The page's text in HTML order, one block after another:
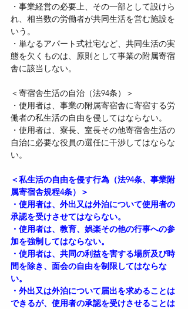
・事業経営の必要上、その一部として設けら
れ、相当数の労働者が共同生活を営む施設を
いう。
・単なるアパート式社宅など、共同生活の実
態を欠くものは、原則として事業の附属寄宿
舎に該当しない。
＜寄宿舎生活の自治（法94条）＞
・使用者は、事業の附属寄宿舎に寄宿する労
働者の私生活の自由を侵してはならない。
・使用者は、寮長、室長その他寄宿舎生活の
自治に必要な役員の選任に干渉してはならな
い。
＜私生活の自由を侵す行為（法94条、事業附
属寄宿舎規程4条）＞
・使用者は、外出又は外泊について使用者の
承認を受けさせてはならない。
・使用者は、教育、娯楽その他の行事への参
加を強制してはならない。
・使用者は、共同の利益を害する場所及び時
間を除き、面会の自由を制限してはならな
い。
・外出又は外泊について届出を求めることは
できるが、使用者の承認を受けさせることは